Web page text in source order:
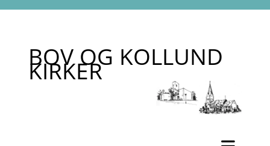
BOV OG KOLLUND
KIRKER